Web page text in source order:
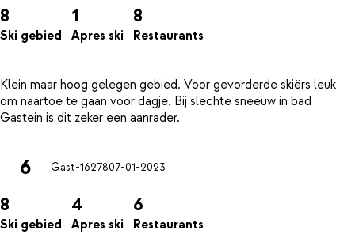
8
Ski gebied
1
Apres ski
8
Restaurants
Klein maar hoog gelegen gebied. Voor gevorderde skiërs leuk
om naartoe te gaan voor dagje. Bij slechte sneeuw in bad
6 Gast-1627807-01-2023
8
Ski gebied
4
Apres ski
6
Restaurants